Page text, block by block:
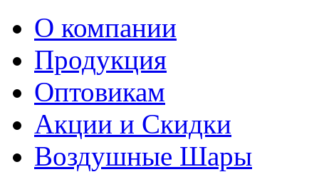
О компании
Продукция
Оптовикам
Акции и Скидки
Воздушные Шары